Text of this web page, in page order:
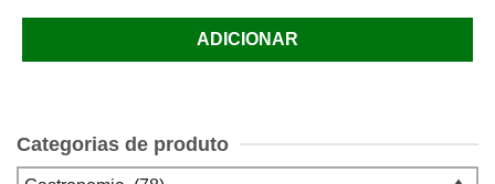
ADICIONAR
Categorias de produto